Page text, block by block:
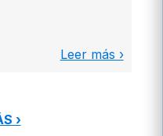
Leer más ›
›